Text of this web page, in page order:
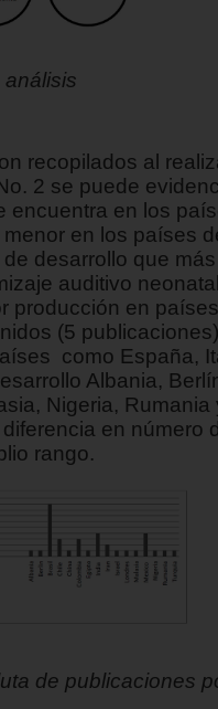
recopilados al
2 se puede
encuentra en los
en los países
desarrollo que
auditivo
producción en países
(5
como España,
Albania,
Nigeria,
en número
rango.
de publicaciones